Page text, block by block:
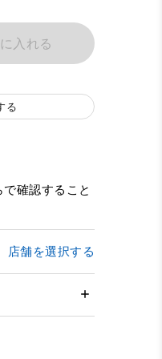
入れる
る
確認すること
店舗を選択する